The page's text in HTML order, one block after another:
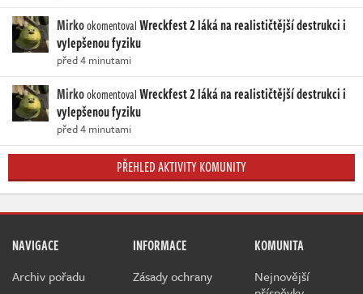
MirkookomentovalWreckfest 2 láká na realističtější destrukci i
vylepšenou fyziku
před 4 minutami
MirkookomentovalWreckfest 2 láká na realističtější destrukci i
vylepšenou fyziku
před 4 minutami
PŘEHLED AKTIVITY KOMUNITY
NAVIGACE
Archiv pořadu
INFORMACE
Zásady ochrany
KOMUNITA
Nejnovější